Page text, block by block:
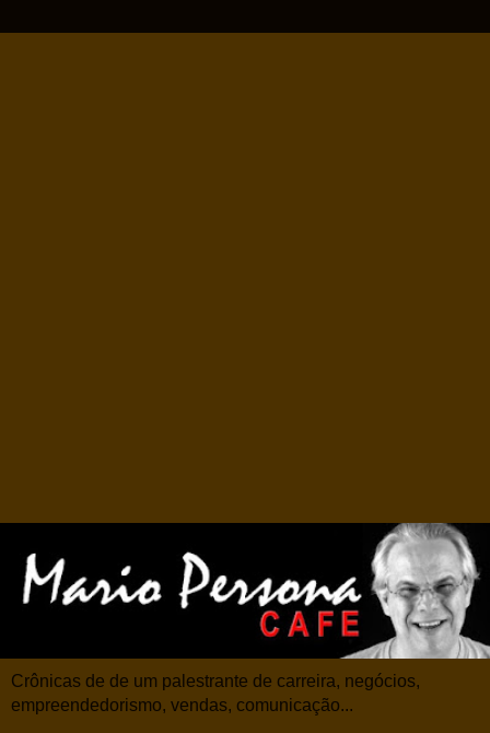
Crônicas de de um palestrante de carreira, negócios,
empreendedorismo, vendas, comunicação...